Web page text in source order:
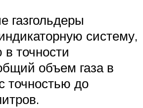
газгольдеры
систему,
точности
объем газа в
точностью до